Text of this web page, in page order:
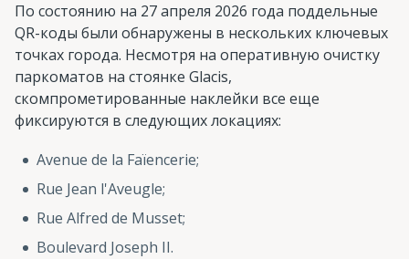
По состоянию на 27 апреля 2026 года поддельные
QR-коды были обнаружены в нескольких ключевых
точках города. Несмотря на оперативную очистку
паркоматов на стоянке Glacis,
скомпрометированные наклейки все еще
фиксируются в следующих локациях:
Avenue de la Faïencerie;
Rue Jean l'Aveugle;
Rue Alfred de Musset;
Boulevard Joseph II.